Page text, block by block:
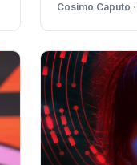
reale del
Cosimo Caputo